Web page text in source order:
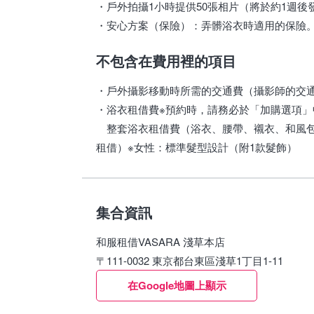
・戶外拍攝1小時提供50張相片（將於約1週
・安心方案（保險）：弄髒浴衣時適用的保險
不包含在費用裡的項目
・戶外攝影移動時所需的交通費（攝影師的交
・浴衣租借費※預約時，請務必於「加購選項
整套浴衣租借費（浴衣、腰帶、襯衣、和風
租借）※女性：標準髮型設計（附1款髮飾）
集合資訊
和服租借VASARA 淺草本店
〒111-0032 東京都台東區淺草1丁目1-11
在Google地圖上顯示